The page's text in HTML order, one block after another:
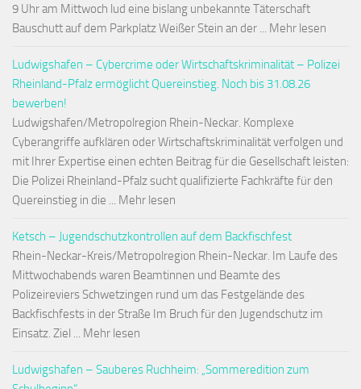
9 Uhr am Mittwoch lud eine bislang unbekannte Täterschaft
Bauschutt auf dem Parkplatz Weißer Stein an der ... Mehr lesen
Ludwigshafen – Cybercrime oder Wirtschaftskriminalität – Polizei
Rheinland-Pfalz ermöglicht Quereinstieg. Noch bis 31.08.26
bewerben!
Ludwigshafen/Metropolregion Rhein-Neckar. Komplexe
Cyberangriffe aufklären oder Wirtschaftskriminalität verfolgen und
mit Ihrer Expertise einen echten Beitrag für die Gesellschaft leisten:
Die Polizei Rheinland-Pfalz sucht qualifizierte Fachkräfte für den
Quereinstieg in die ... Mehr lesen
Ketsch – Jugendschutzkontrollen auf dem Backfischfest
Rhein-Neckar-Kreis/Metropolregion Rhein-Neckar. Im Laufe des
Mittwochabends waren Beamtinnen und Beamte des
Polizeireviers Schwetzingen rund um das Festgelände des
Backfischfests in der Straße Im Bruch für den Jugendschutz im
Einsatz. Ziel ... Mehr lesen
Ludwigshafen – Sauberes Ruchheim: „Sommeredition zum